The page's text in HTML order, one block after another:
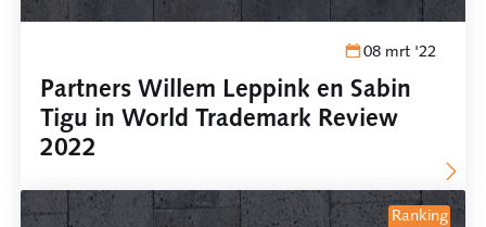
08 mrt '22
Partners Willem Leppink en Sabin
Tigu in World Trademark Review
2022
ranking